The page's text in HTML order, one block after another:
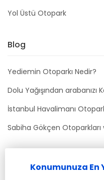
Yol Üstü Otopark
Blog
Yediemin Otoparkı Nedir?
Dolu Yağışından arabanızı
İstanbul Havalimanı
Sabiha Gökçen
Konumunuza En